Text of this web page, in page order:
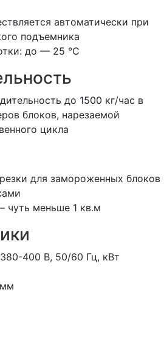
автоматически при
подъемника
до — 25 °C
до 1500 кг/час в
блоков, нарезаемой
цикла
для замороженных блоков
чуть меньше 1 кв.м
400 В, 50/60 Гц, кВт